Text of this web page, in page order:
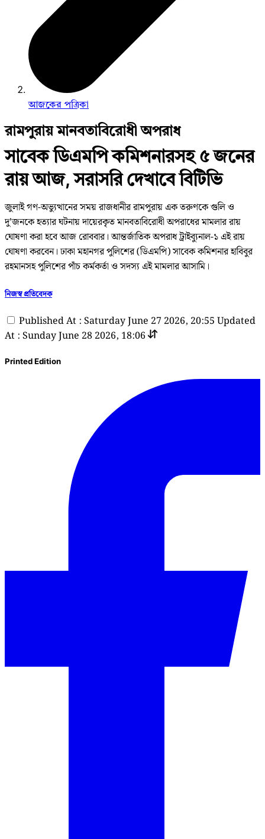
আজকের পত্রিকা
রামপুরায় মানবতাবিরোধী অপরাধ
সাবেক ডিএমপি কমিশনারসহ ৫ জনের
রায় আজ, সরাসরি দেখাবে বিটিভি
জুলাই গণ-অভ্যুত্থানের সময় রাজধানীর রামপুরায় এক তরুণকে গুলি ও
দু’জনকে হত্যার ঘটনায় দায়েরকৃত মানবতাবিরোধী অপরাধের মামলার রায়
ঘোষণা করা হবে আজ রোববার। আন্তর্জাতিক অপরাধ ট্রাইব্যুনাল-১ এই রায়
ঘোষণা করবেন। ঢাকা মহানগর পুলিশের (ডিএমপি) সাবেক কমিশনার হাবিবুর
রহমানসহ পুলিশের পাঁচ কর্মকর্তা ও সদস্য এই মামলার আসামি।
নিজস্ব প্রতিবেদক
Published At : Saturday June 27 2026, 20:55 Updated
At : Sunday June 28 2026, 18:06
Printed Edition